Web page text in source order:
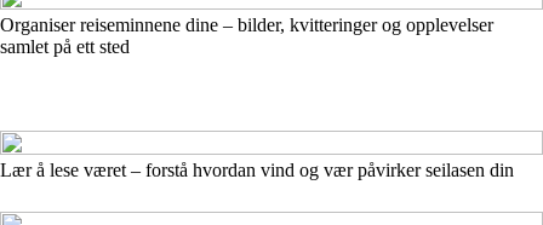
Organiser reiseminnene dine – bilder, kvitteringer og opplevelser
samlet på ett sted
Lær å lese været – forstå hvordan vind og vær påvirker seilasen din